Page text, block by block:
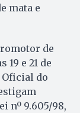
mata e
de
19 e 21 de
Oficial do
nº 9.605/98,